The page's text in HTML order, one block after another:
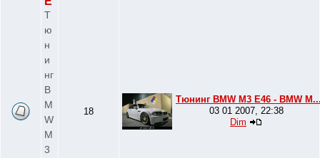
Т
ю
н
и
нг
B
M
W
M
3
18
Тюнинг BMW M3 E46 - BMW
03 01 2007, 22:38
Dim